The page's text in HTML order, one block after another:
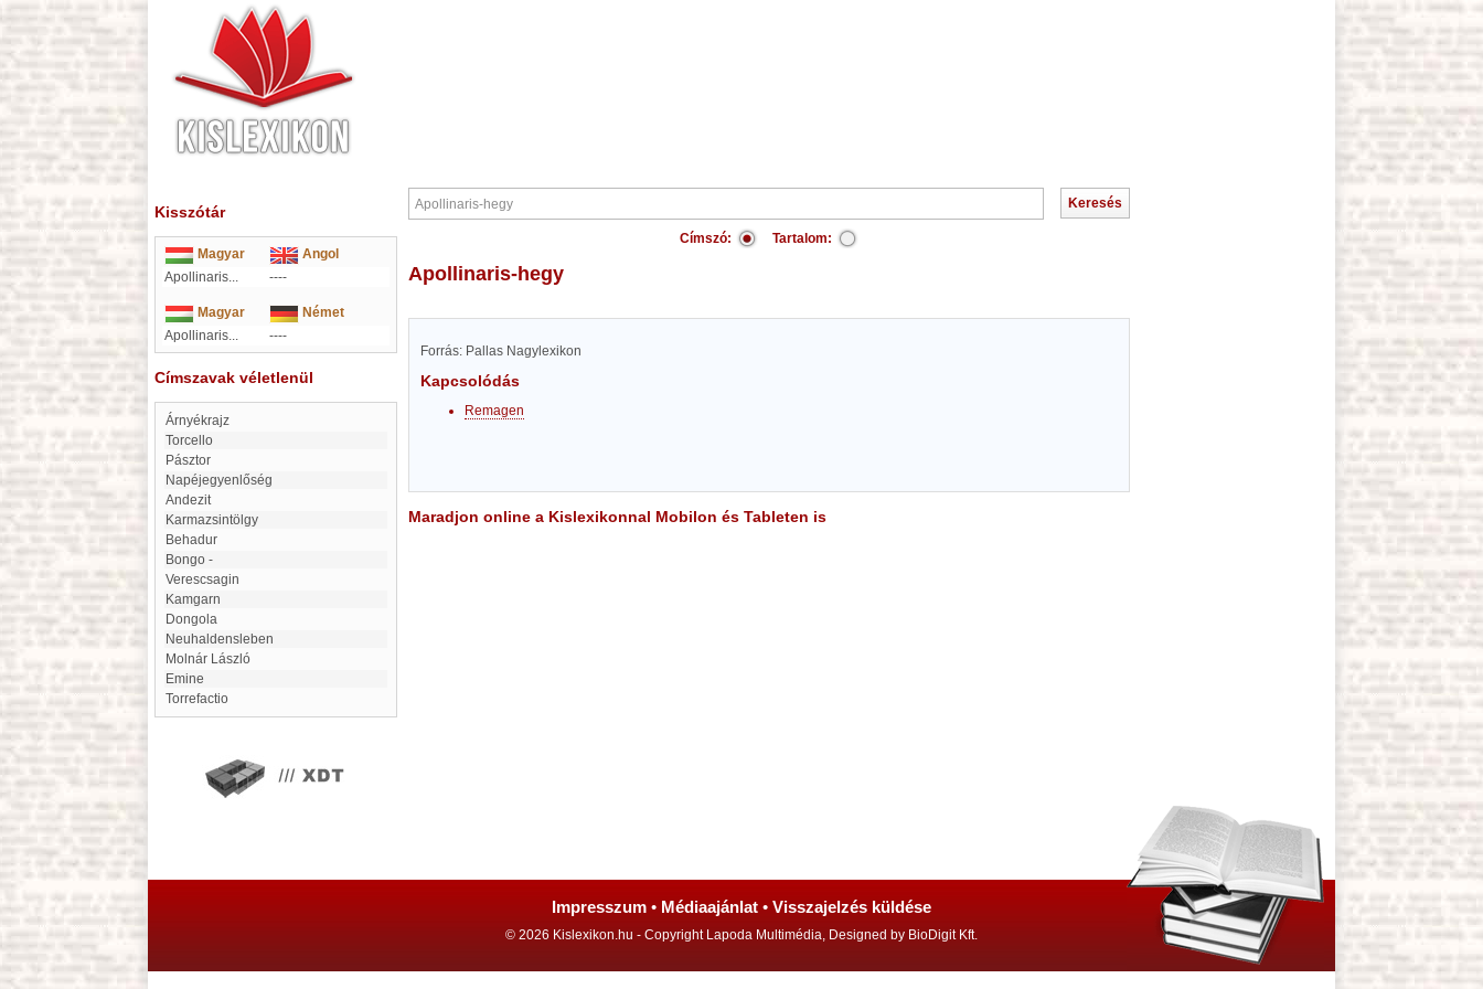
Kisszótár
Magyar
Angol
Apollinaris...
----
Magyar
Német
Apollinaris...
----
Címszavak véletlenül
árnyékrajz
Torcello
Pásztor
Napéjegyenlőség
Andezit
Karmazsintölgy
Behadur
Bongo -
Verescsagin
kamgarn
Dongola
Neuhaldensleben
Molnár László
Emine
Torrefactio
Címszó: Tartalom:
Apollinaris-hegy
Forrás: Pallas Nagylexikon
Kapcsolódás
Remagen
Maradjon online a Kislexikonnal Mobilon és Tableten is
Impresszum • Médiaajánlat • Visszajelzés küldése
© 2026 Kislexikon.hu - Copyright Lapoda Multimédia, Designed by BioDigit Kft.